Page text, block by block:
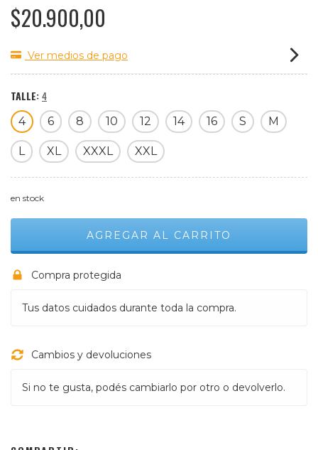
$20.900,00
Ver medios de pago
TALLE:4
4 6 8 10 12 14 16 S M
L XL XXXL XXL
en stock
Compra protegida
Tus datos cuidados durante toda la compra.
Cambios y devoluciones
Si no te gusta, podés cambiarlo por otro o devolverlo.